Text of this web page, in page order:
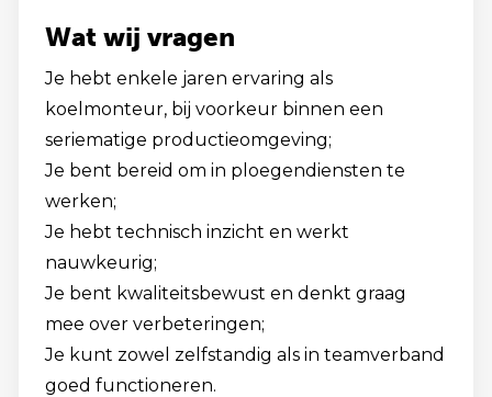
Wat wij vragen
Je hebt enkele jaren ervaring als
koelmonteur, bij voorkeur binnen een
seriematige productieomgeving;
Je bent bereid om in ploegendiensten te
werken;
Je hebt technisch inzicht en werkt
nauwkeurig;
Je bent kwaliteitsbewust en denkt graag
mee over verbeteringen;
Je kunt zowel zelfstandig als in teamverband
goed functioneren.